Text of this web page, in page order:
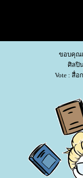
ขอบคุณ
ศิลปิ
Vote : สื่อ